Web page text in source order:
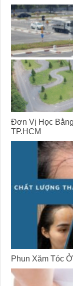
Đơn Vị Học
TP.HCM
Phun Xăm Tóc